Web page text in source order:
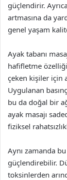
güçlendirir.
artmasına da
genel yaşam
Ayak tabanı
hafifletme özelliği
çeken kişiler için
Uygulanan
bu da doğal bir
ayak masajı
fiziksel
Aynı zamanda
güçlendirebilir.
toksinlerden